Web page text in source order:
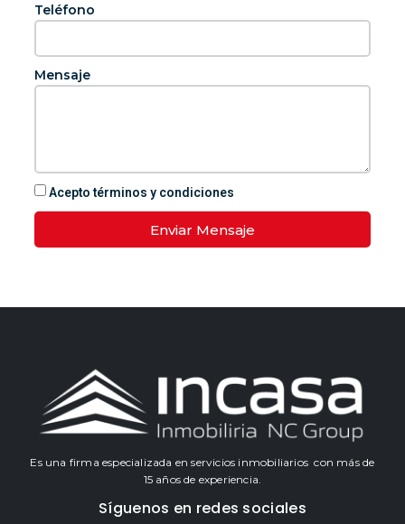
Teléfono
Mensaje
Acepto términos y condiciones
Enviar Mensaje
Es una firma especializada en servicios inmobiliarios con más de
15 años de experiencia.
Síguenos en redes sociales